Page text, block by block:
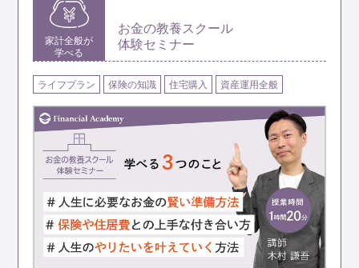
健康のために体をメンテナンスする時間やお金が欲しい
５つの習慣セミナーの詳細を見る
家計全般が
学べる
お金の教養スクール
体験セミナー
ライフプラン 保険の知識 住宅購入 資産運用全般